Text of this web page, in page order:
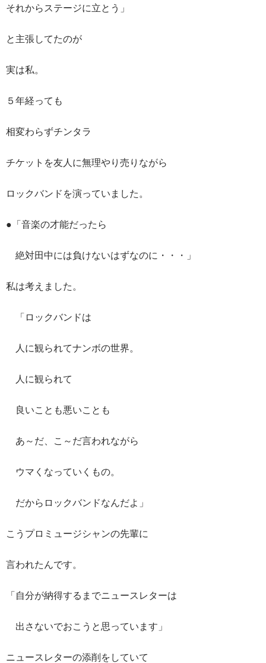
それからステージに立とう」
と主張してたのが
実は私。
５年経っても
相変わらずチンタラ
チケットを友人に無理やり売りながら
ロックバンドを演っていました。
●「音楽の才能だったら
絶対田中には負けないはずなのに・・・」
私は考えました。
「ロックバンドは
人に観られてナンボの世界。
人に観られて
良いことも悪いことも
あ～だ、こ～だ言われながら
ウマくなっていくもの。
だからロックバンドなんだよ」
こうプロミュージシャンの先輩に
言われたんです。
「自分が納得するまでニュースレターは
出さないでおこうと思っています」
ニュースレターの添削をしていて